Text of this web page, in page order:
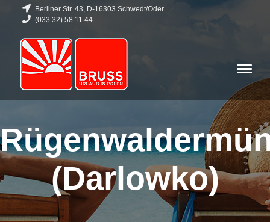
Berliner Str. 43, D-16303 Schwedt/Oder
(033 32) 58 11 44
(Darlowko)